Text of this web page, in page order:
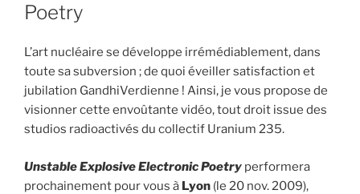
Poetry
L’art nucléaire se développe irrémédiablement, dans
toute sa subversion ; de quoi éveiller satisfaction et
jubilation GandhiVerdienne ! Ainsi, je vous propose de
visionner cette envoûtante vidéo, tout droit issue des
studios radioactivés du collectif Uranium 235.
Unstable Explosive Electronic Poetry performera
prochainement pour vous à Lyon (le 20 nov. 2009),